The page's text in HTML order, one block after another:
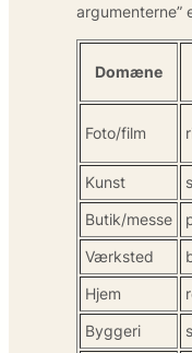
argumenterne”
Domæne
Foto/film
Kunst
Butik/messe
Værksted
Hjem
Byggeri